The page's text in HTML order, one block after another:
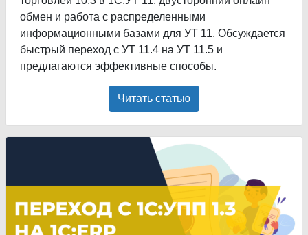
обмен и работа с распределенными
информационными базами для УТ 11. Обсуждается
быстрый переход с УТ 11.4 на УТ 11.5 и
предлагаются эффективные способы.
Читать статью